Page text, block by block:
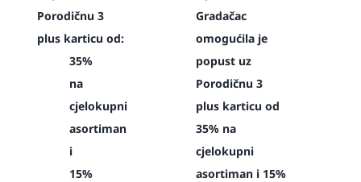
Porodičnu 3
plus karticu od:
35%
na
cjelokupni
asortiman
i
15%
Gradačac
omogućila je
popust uz
Porodičnu 3
plus karticu od
35% na
cjelokupni
asortiman i 15%